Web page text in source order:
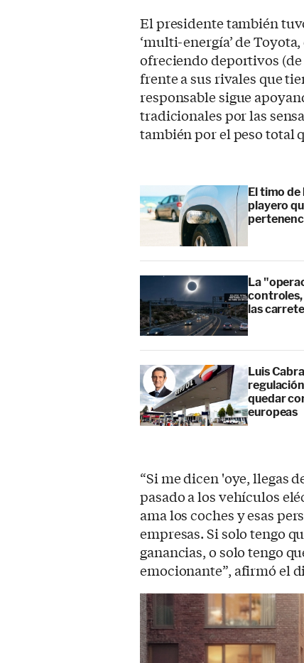
El presidente también
‘multi-energía’ de
ofreciendo deportivos (de
frente a sus rivales que
responsable sigue
tradicionales por las
también por el peso total
El timo de
playero
La
controles,
las
Luis
quedar
europeas
“Si me dicen 'oye, llegas
pasado a los vehículos
ama los coches y esas
empresas. Si solo tengo
ganancias, o solo tengo
emocionante”, afirmó el